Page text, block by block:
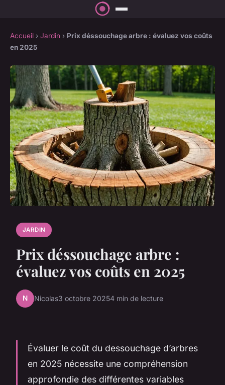
Accueil › Jardin › Prix déssouchage arbre : évaluez vos coûts
en 2025
JARDIN
Prix déssouchage arbre :
évaluez vos coûts en 2025
N Nicolas3 octobre 20254 min de lecture
Évaluer le coût du dessouchage d’arbres
en 2025 nécessite une compréhension
approfondie des différentes variables